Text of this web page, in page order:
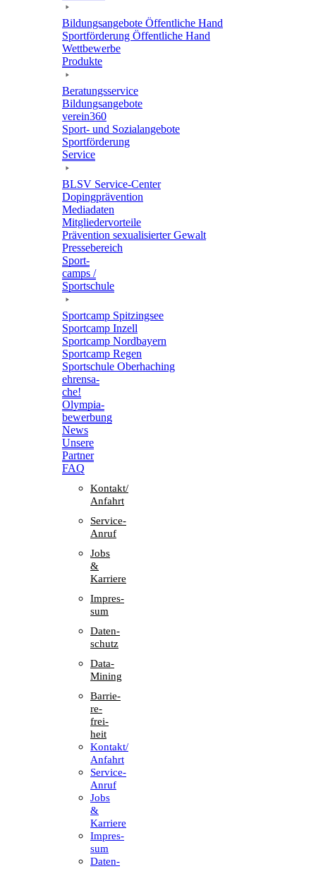
Bildungs­an­ge­bote Öffent­li­che Hand
Sport­för­de­rung Öffent­li­che Hand
Wett­be­werbe
Produkte
Bera­tungs­ser­vice
Bildungs­an­ge­bote
verein360
Sport- und Sozialangebote
Sport­för­de­rung
Service
BLSV Service-Center
Doping­prä­ven­tion
Media­da­ten
Mitglie­der­vor­teile
Präven­tion sexua­li­sier­ter Gewalt
Pres­se­be­reich
Sport­
camps /
Sportschule
Sport­camp Spitzingsee
Sport­camp Inzell
Sport­camp Nordbayern
Sport­camp Regen
Sport­schule Oberhaching
ehren­sa­
che!
Olym­pia­
be­wer­bung
News
Unsere
Part­ner
FAQ
Kontakt/​​
Anfahrt
Service-
Anruf
Jobs
&
Karriere
Impres­
sum
Daten­
schutz
Data-
Mining
Barrie­
re­
frei­
heit
Kontakt/​​
Anfahrt
Service-
Anruf
Jobs
&
Karriere
Impres­
sum
Daten­